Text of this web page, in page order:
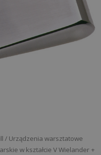
/ Urządzenia warsztatowe
w kształcie V Wielander +